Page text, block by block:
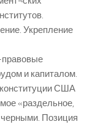
Укрепление
правовые
и капиталом.
конституции США
«раздельное,
Позиция